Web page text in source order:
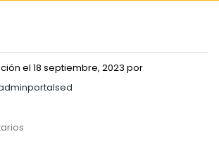
el 18 septiembre, 2023 por